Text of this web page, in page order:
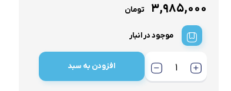
۳,۹۸۵,۰۰۰ تومان
موجود در انبار
افزودن به سبد